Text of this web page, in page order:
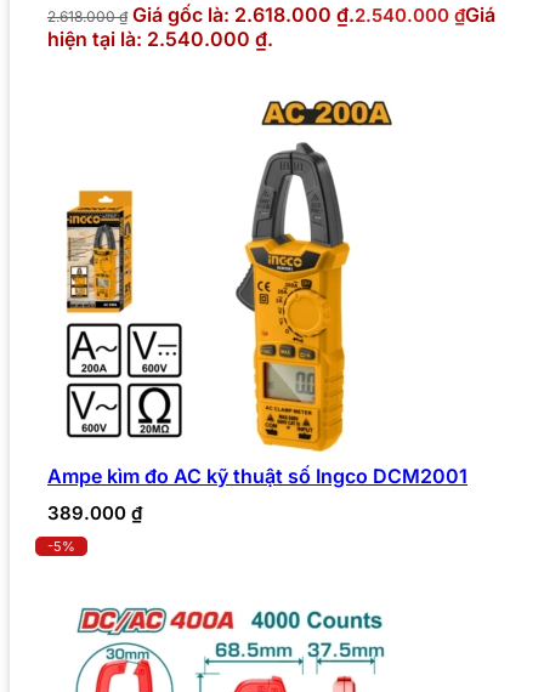
2.618.000₫ Giá gốc là: 2.618.000 ₫.2.540.000 ₫Giá
hiện tại là: 2.540.000 ₫.
Ampe kìm đo AC kỹ thuật số Ingco DCM2001
389.000 ₫
-5%